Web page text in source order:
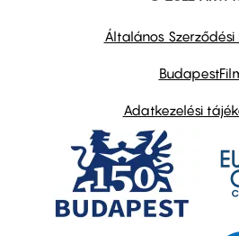
Általános Szerződési
Adatkezelési